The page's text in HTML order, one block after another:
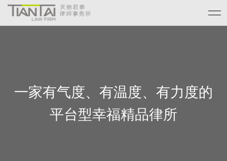
一家有气度、有温度、有力度的
平台型幸福精品律所